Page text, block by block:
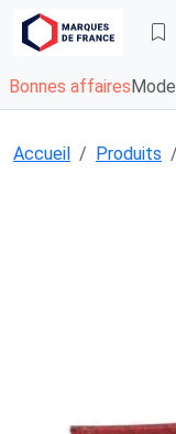
Bonnes affaires Mode
Accueil Produits